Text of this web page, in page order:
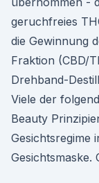
geruchfreies
die Gewinnung
Fraktion (CBD/
Drehband-
Viele der
Beauty
Gesichtsregime
Gesichtsmaske.